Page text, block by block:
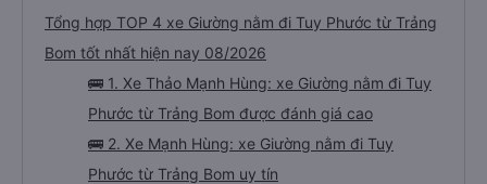
Tổng hợp TOP 4 xe Giường nằm đi Tuy Phước từ Trảng
Bom tốt nhất hiện nay 08/2026
🚌 1. Xe Thảo Mạnh Hùng: xe Giường nằm đi Tuy
Phước từ Trảng Bom được đánh giá cao
🚌 2. Xe Mạnh Hùng: xe Giường nằm đi Tuy
Phước từ Trảng Bom uy tín